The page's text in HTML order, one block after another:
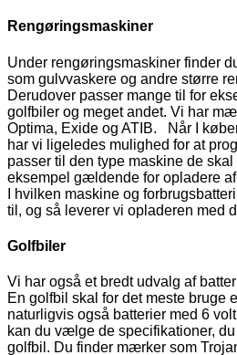
Rengøringsmaskiner
Under rengøringsmaskiner finder
som gulvvaskere og andre større
Derudover passer mange til for
golfbiler og meget andet. Vi har
Optima, Exide og ATIB. Når I
har vi ligeledes mulighed for at
passer til den type maskine de
eksempel gældende for opladere
I hvilken maskine og
til, og så leverer vi opladeren med
Golfbiler
Vi har også et bredt udvalg af
En golfbil skal for det meste bruge
naturligvis også batterier med 6
kan du vælge de specifikationer,
golfbil. Du finder mærker som